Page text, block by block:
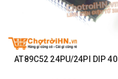
AT89C52 24PU/24PI DIP 40